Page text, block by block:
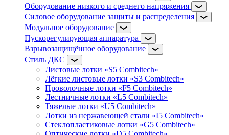
Оборудование низкого и среднего напряжения
Силовое оборудование защиты и распределения
Модульное оборудование
Пускорегулирующая аппаратура
Взрывозащищённое оборудование
Стиль ДКС
Листовые лотки «S5 Combitech»
Лёгкие листовые лотки «S3 Combitech»
Проволочные лотки «F5 Combitech»
Лестничные лотки «L5 Combitech»
Тяжелые лотки «U5 Combitech»
Лотки из нержавеющей стали «I5 Combitech»
Стеклопластиковые лотки «G5 Combitech»